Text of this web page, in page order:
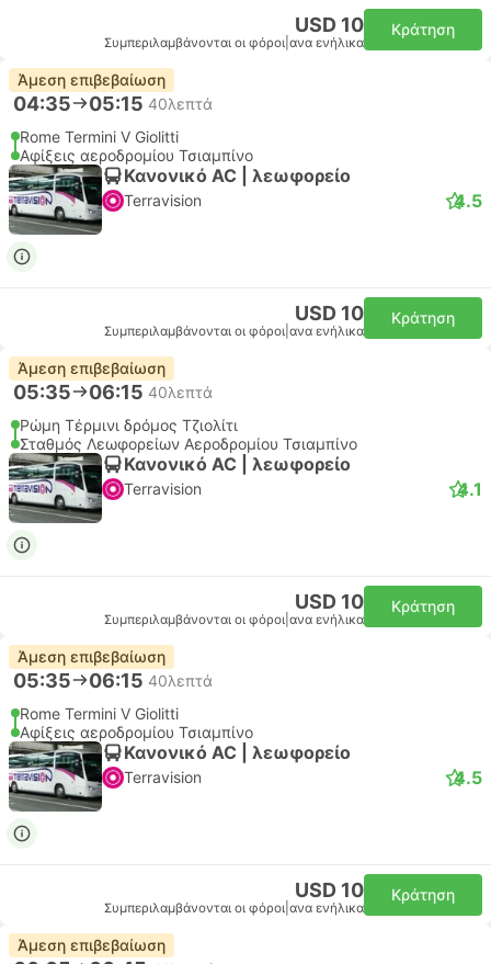
USD 10
Συμπεριλαμβάνονται οι φόροι ανα ενήλικα
Κράτηση
Άμεση επιβεβαίωση
04:35 05:15 40λεπτά
Rome Termini V Giolitti
Αφίξεις αεροδρομίου Τσιαμπίνο
Κανονικό AC | λεωφορείο
Terravision 4.5
USD 10
Συμπεριλαμβάνονται οι φόροι ανα ενήλικα
Κράτηση
Άμεση επιβεβαίωση
05:35 06:15 40λεπτά
Ρώμη Τέρμινι δρόμος Τζιολίτι
Σταθμός Λεωφορείων Αεροδρομίου Τσιαμπίνο
Κανονικό AC | λεωφορείο
Terravision 4.1
USD 10
Συμπεριλαμβάνονται οι φόροι ανα ενήλικα
Κράτηση
Άμεση επιβεβαίωση
05:35 06:15 40λεπτά
Rome Termini V Giolitti
Αφίξεις αεροδρομίου Τσιαμπίνο
Κανονικό AC | λεωφορείο
Terravision 4.5
USD 10
Συμπεριλαμβάνονται οι φόροι ανα ενήλικα
Κράτηση
Άμεση επιβεβαίωση